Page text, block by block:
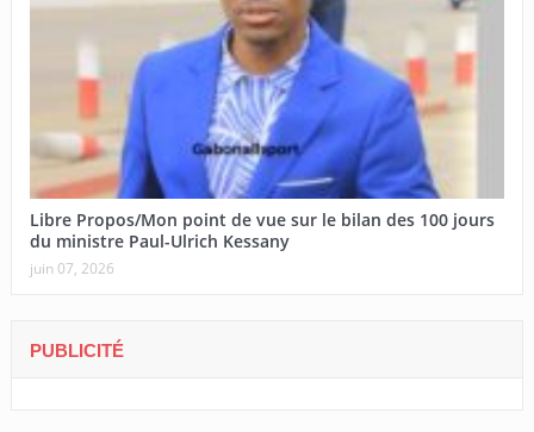
Libre Propos/Mon point de vue sur le bilan des 100 jours
du ministre Paul-Ulrich Kessany
juin 07, 2026
PUBLICITÉ